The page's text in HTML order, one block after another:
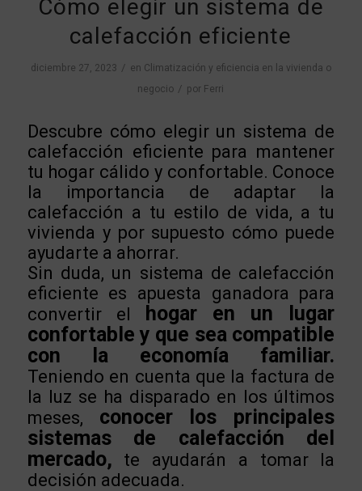
Cómo elegir un sistema de
calefacción eficiente
diciembre 27, 2023 / en Climatización y eficiencia en la vivienda o
negocio / por Ferri
Descubre cómo elegir un sistema de
calefacción eficiente para mantener
tu hogar cálido y confortable. Conoce
la importancia de adaptar la
calefacción a tu estilo de vida, a tu
vivienda y por supuesto cómo puede
ayudarte a ahorrar.
Sin duda, un sistema de calefacción
eficiente es apuesta ganadora para
convertir el
hogar en un lugar
confortable y que sea compatible
con la economía familiar.
Teniendo en cuenta que la factura de
la luz se ha disparado en los últimos
meses, conocer los principales
sistemas de calefacción del
mercado, te ayudarán a tomar la
decisión adecuada.